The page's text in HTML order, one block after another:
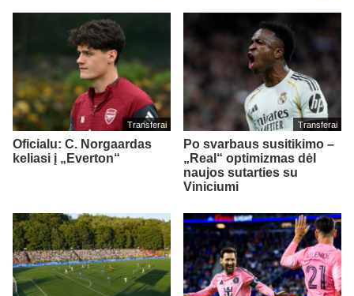
Transferai
Oficialu: C. Norgaardas
keliasi į „Everton“
Transferai
Po svarbaus susitikimo –
„Real“ optimizmas dėl
naujos sutarties su
Viniciumi